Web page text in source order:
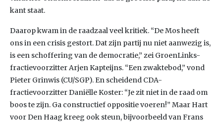
kant staat.
Daarop kwam in de raadzaal veel kritiek. “De Mos heeft
ons in een crisis gestort. Dat zijn partij nu niet aanwezig is,
is een schoffering van de democratie,” zei GroenLinks-
fractievoorzitter Arjen Kapteijns. “Een zwaktebod,” vond
Pieter Grinwis (CU/SGP). En scheidend CDA-
fractievoorzitter Daniëlle Koster: “Je zit niet in de raad om
boos te zijn. Ga constructief oppositie voeren!” Maar Hart
voor Den Haag kreeg ook steun, bijvoorbeeld van Frans